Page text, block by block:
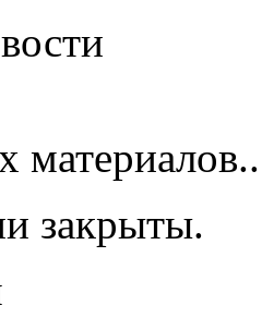
закрыты.